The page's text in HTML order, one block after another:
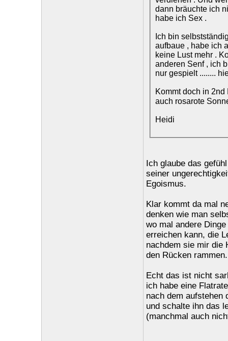
dann bräuchte ich
habe ich Sex .
Ich bin
aufbaue , habe ich
keine Lust mehr .
anderen Senf , ich
nur gespielt ........
Kommt doch in
auch rosarote
Heidi
Ich glaube das
seiner
Egoismus.
Klar kommt da mal
denken wie man
wo mal andere
erreichen kann, die
nachdem sie mir die
den Rücken rammen.
Echt das ist nicht
ich habe eine
nach dem aufstehen
und schalte ihn das
(manchmal auch